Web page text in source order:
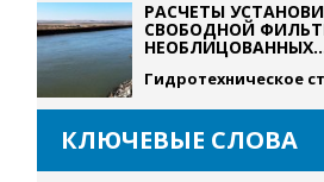
РАСЧЕТЫ
СВОБОДНОЙ
Гидротехническое
КЛЮЧЕВЫЕ СЛОВА